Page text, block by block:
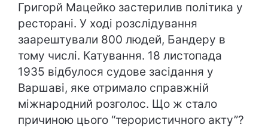
Григорй Мацейко застерилив політика у
ресторані. У ході розслідування
заарештували 800 людей, Бандеру в
тому числі. Катування. 18 листопада
1935 відбулося судове засідання у
Варшаві, яке отримало справжній
міжнародний розголос. Що ж стало
причиною цього “терористичного акту”?